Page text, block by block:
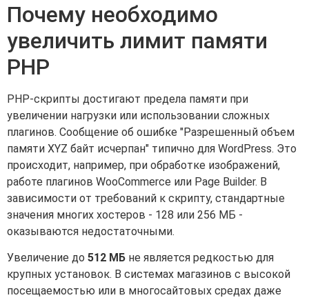
Почему необходимо
увеличить лимит памяти
PHP
PHP-скрипты достигают предела памяти при
увеличении нагрузки или использовании сложных
плагинов. Сообщение об ошибке "Разрешенный объем
памяти XYZ байт исчерпан" типично для WordPress. Это
происходит, например, при обработке изображений,
работе плагинов WooCommerce или Page Builder. В
зависимости от требований к скрипту, стандартные
значения многих хостеров - 128 или 256 МБ -
оказываются недостаточными.
Увеличение до 512 МБ не является редкостью для
крупных установок. В системах магазинов с высокой
посещаемостью или в многосайтовых средах даже